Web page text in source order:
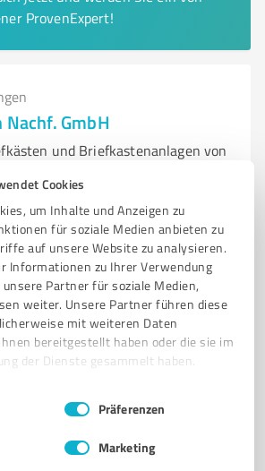
Cookies
um Inhalte und Anzeigen zu
für soziale Medien anbieten zu
auf unsere Website zu analysieren.
Informationen zu Ihrer Verwendung
Partner für soziale Medien,
weiter. Unsere Partner führen diese
mit weiteren Daten
bereitgestellt haben oder die sie im
der Dienste gesammelt haben.
Präferenzen
Marketing
ProvenExpert!
GmbH
und Briefkastenanlagen von
PAKETKÄSTEN
HOCHWERTIGE MATERIALIEN
IN GERMANY METALLVERARBEITUNG
AUFPUTZ-BRIEFKÄSTEN
ZUBEHÖR
04720 Döbeln
4,40 / 5,00